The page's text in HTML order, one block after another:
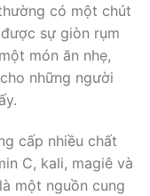
có một chút
sự giòn rụm
món ăn nhẹ,
những người
cấp nhiều chất
C, kali, magiê và
một nguồn cung